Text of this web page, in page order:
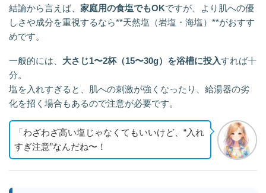
結論から言えば、 家庭用の食塩でもOKですが、より肌への優
しさや成分を重視するなら**天然塩（岩塩・海塩）**がおすす
めです。
一般的には、 大さじ1〜2杯（15〜30g）を浴槽に投入すれば十
分。
塩を入れすぎると、肌への刺激が強くなったり、給湯器の劣
化を招く場合もあるので注意が必要です。
「わざわざ高い塩じゃなくてもいいけど、“入れ
すぎ注意”なんだね〜！